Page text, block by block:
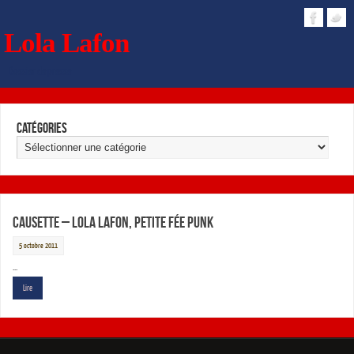
Lola Lafon
Catégories
Causette – Lola Lafon, petite fée punk
5 octobre 2011
…
Lire